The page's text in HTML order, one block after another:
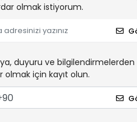
olmak istiyorum.
duyuru ve bilgilendirmelerden
olmak için kayıt olun.